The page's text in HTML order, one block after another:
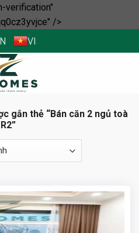
verification"
/>Skip
content
VI
gắn thẻ “Bán căn 2 ngủ toà
R2”